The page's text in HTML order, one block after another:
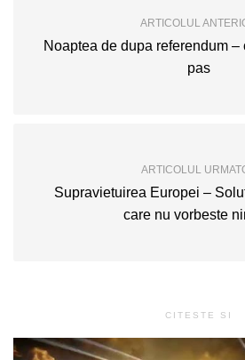
ARTICOLUL
Noaptea de dupa referendum
pas
ARTICOLUL
Supravietuirea Europei –
care nu vorbeste
CITESTE SI